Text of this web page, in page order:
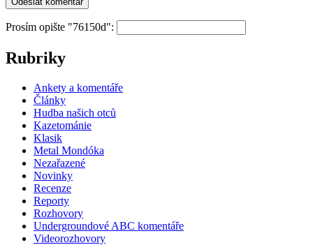
Prosím opište "76150d":
Rubriky
Ankety a komentáře
Články
Hudba našich otců
Kazetománie
Klasik
Metal Mondóka
Nezařazené
Novinky
Recenze
Reporty
Rozhovory
Undergroundové ABC komentáře
Videorozhovory